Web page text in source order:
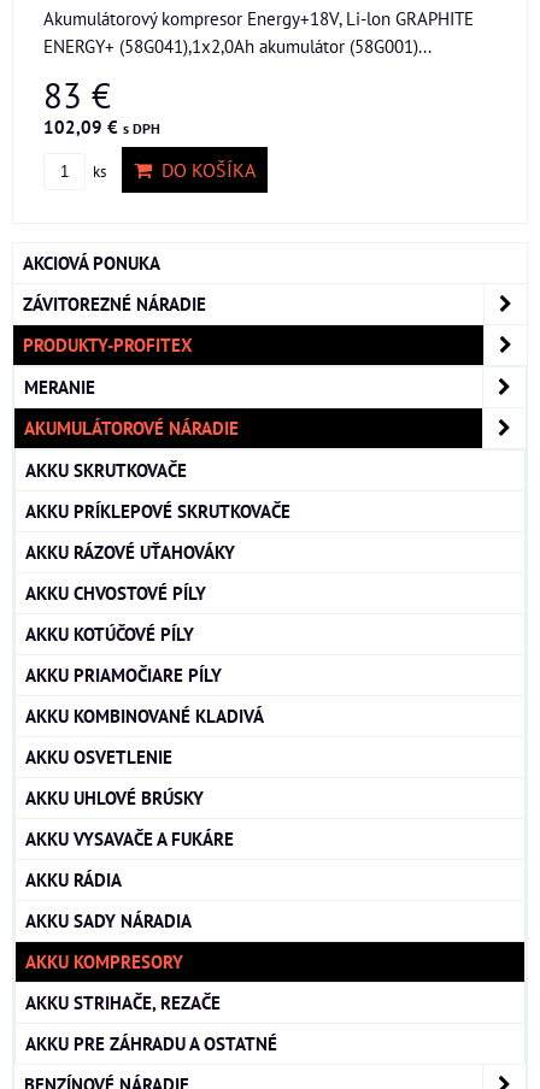
Akumulátorový kompresor Energy+18V, Li-lon GRAPHITE
ENERGY+ (58G041),1x2,0Ah akumulátor (58G001)...
83 €
102,09 € s DPH
ks DO KOŠÍKA
AKCIOVÁ PONUKA
ZÁVITOREZNÉ NÁRADIE
PRODUKTY-PROFITEX
MERANIE
AKUMULÁTOROVÉ NÁRADIE
AKKU SKRUTKOVAČE
AKKU PRÍKLEPOVÉ SKRUTKOVAČE
AKKU RÁZOVÉ UŤAHOVÁKY
AKKU CHVOSTOVÉ PÍLY
AKKU KOTÚČOVÉ PÍLY
AKKU PRIAMOČIARE PÍLY
AKKU KOMBINOVANÉ KLADIVÁ
AKKU OSVETLENIE
AKKU UHLOVÉ BRÚSKY
AKKU VYSAVAČE A FUKÁRE
AKKU RÁDIA
AKKU SADY NÁRADIA
AKKU KOMPRESORY
AKKU STRIHAČE, REZAČE
AKKU PRE ZÁHRADU A OSTATNÉ
BENZÍNOVÉ NÁRADIE